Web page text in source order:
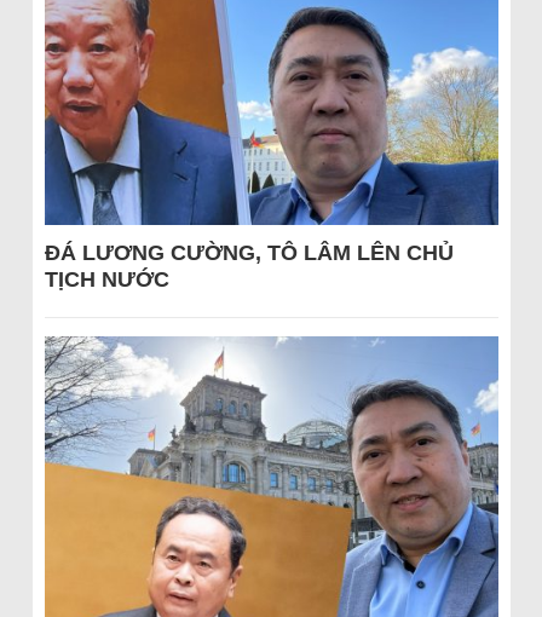
ĐÁ LƯƠNG CƯỜNG, TÔ LÂM LÊN CHỦ
TỊCH NƯỚC